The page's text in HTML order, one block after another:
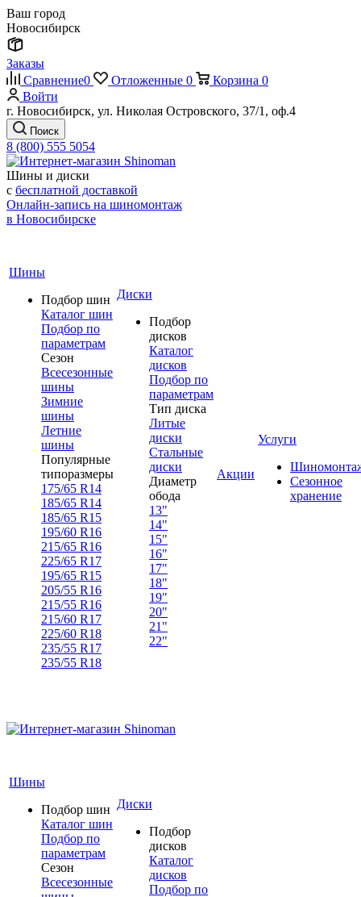
Ваш город
Новосибирск
Заказы
Сравнение0 Отложенные 0 Корзина 0
Войти
г. Новосибирск, ул. Николая Островского, 37/1, оф.4
Поиск
8 (800) 555 5054
Шины и диски
с бесплатной доставкой
Онлайн-запись на шиномонтаж
в Новосибирске
Шины
Подбор шин
Каталог шин
Подбор по
параметрам
Сезон
Всесезонные
шины
Зимние
шины
Летние
шины
Популярные
типоразмеры
175/65 R14
185/65 R14
185/65 R15
195/60 R16
215/65 R16
225/65 R17
195/65 R15
205/55 R16
215/55 R16
215/60 R17
225/60 R18
235/55 R17
235/55 R18
Диски
Подбор
дисков
Каталог
дисков
Подбор по
параметрам
Тип диска
Литые
диски
Стальные
диски
Диаметр
обода
13"
14"
15"
16"
17"
18"
19"
20"
21"
22"
Акции
Услуги
Сезонное
хранение
Шины
Подбор шин
Каталог шин
Подбор по
параметрам
Сезон
Всесезонные
Диски
Подбор
дисков
Каталог
дисков
Подбор по